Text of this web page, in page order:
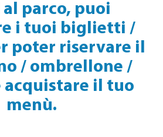
parco, puoi
i tuoi biglietti /
poter riservare il
/ ombrellone /
acquistare il tuo
menù.